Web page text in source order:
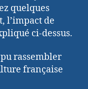
quelques
l’impact de
ci-dessus.
rassembler
française